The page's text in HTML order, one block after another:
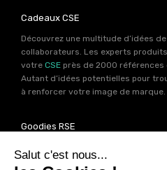
Cadeaux CSE
Découvrez une multitude d’idées
collaborateurs. Les experts
votre CSE près de 2000 références
Autant d’idées potentielles pour
à renforcer votre image de marque.
Goodies RSE
Vous souhaitez communiquer en
tombe bien ! Un grand nombre de